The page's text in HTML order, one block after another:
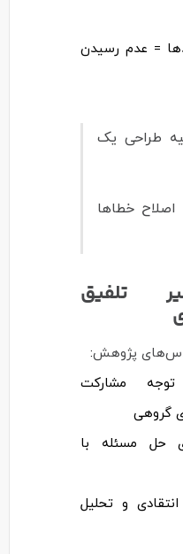
= عدم رسیدن
طراحی یک
اصلاح خطاها
تلفیق
پژوهش:
مشارکت
گروهی
حل مسئله با
و تحلیل